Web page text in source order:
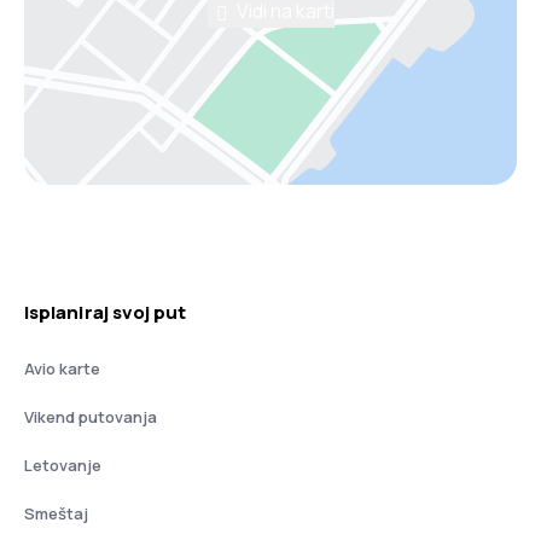
Isplaniraj svoj put
Avio karte
Vikend putovanja
Letovanje
Smeštaj